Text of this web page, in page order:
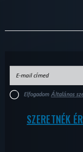
Elfogadom Általános
SZERETNÉK